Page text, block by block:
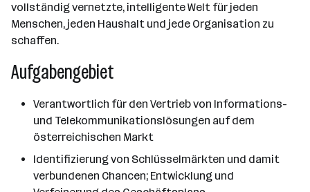
vollständig vernetzte, intelligente Welt für jeden
Menschen, jeden Haushalt und jede Organisation zu
schaffen.
Aufgabengebiet
Verantwortlich für den Vertrieb von Informations-
und Telekommunikationslösungen auf dem
österreichischen Markt
Identifizierung von Schlüsselmärkten und damit
verbundenen Chancen; Entwicklung und